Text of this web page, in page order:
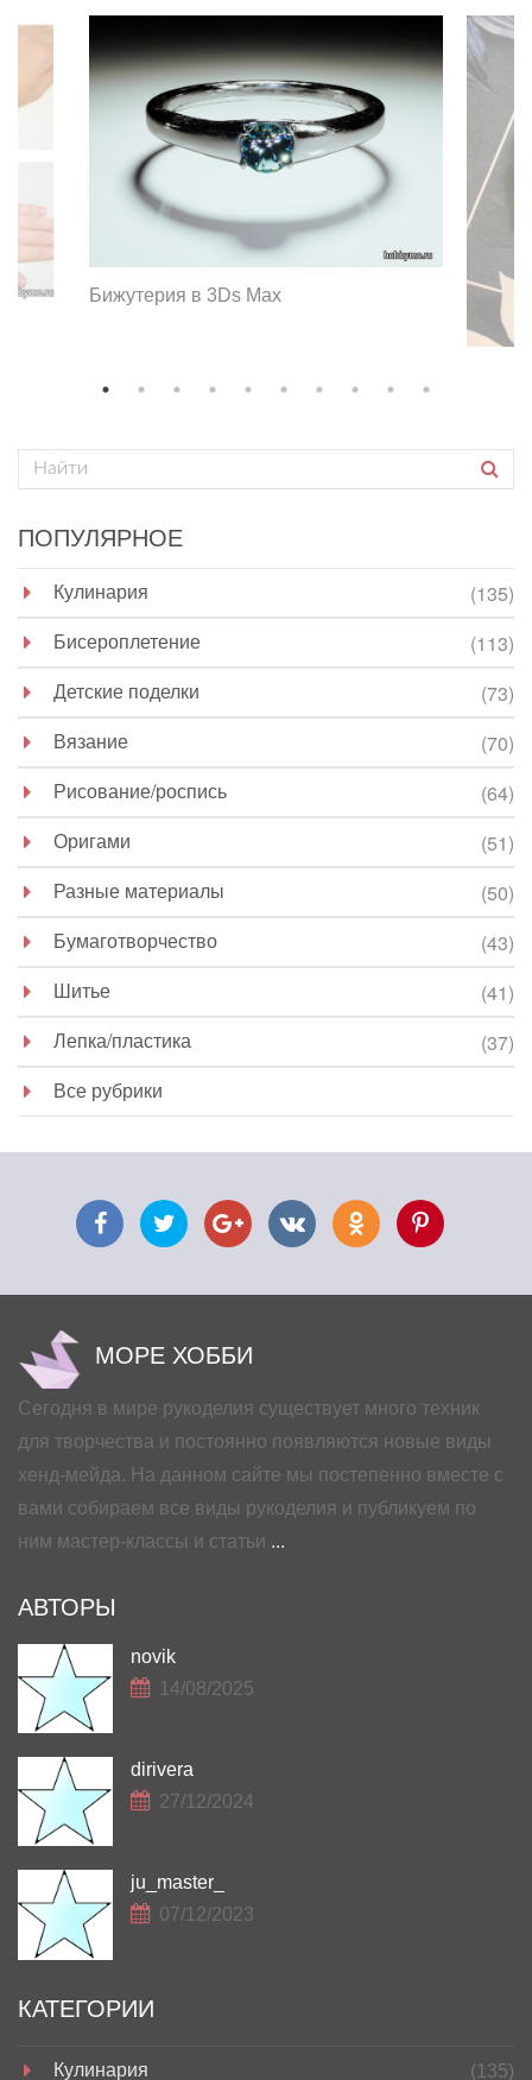
Бижутерия в 3Ds Max
ПОПУЛЯРНОЕ
Кулинария
(135)
Бисероплетение
(113)
Детские поделки
(73)
Вязание
(70)
Рисование/роспись
(64)
Оригами
(51)
Разные материалы
(50)
Бумаготворчество
(43)
Шитье
(41)
Лепка/пластика
(37)
Все рубрики
МОРЕ ХОББИ
Сегодня в мире рукоделия существует много техник
для творчества и постоянно появляются новые виды
хенд-мейда. На данном сайте мы постепенно вместе с
вами собираем все виды рукоделия и публикуем по
ним мастер-классы и статьи ...
АВТОРЫ
novik
14/08/2025
dirivera
27/12/2024
ju_master_
07/12/2023
КАТЕГОРИИ
Кулинария (135)